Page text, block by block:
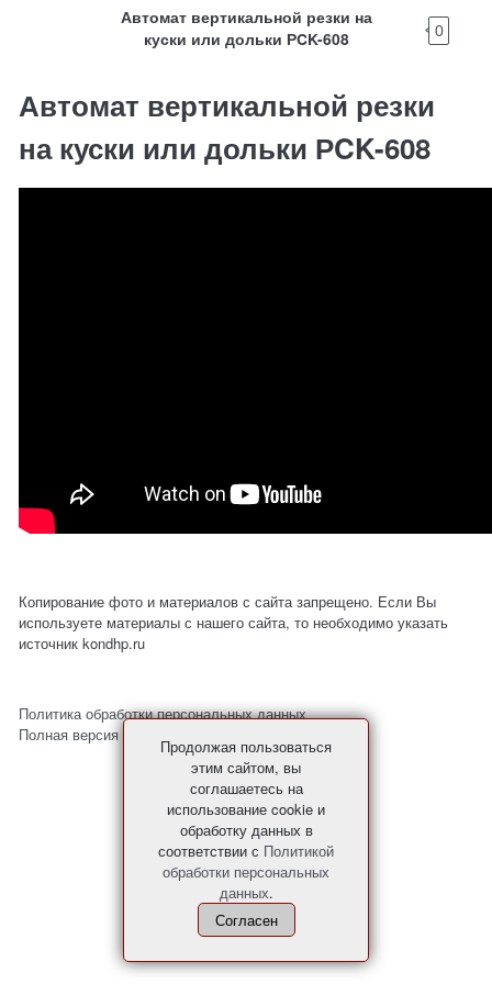
Автомат вертикальной резки на
куски или дольки РCK-608
0
Автомат вертикальной резки
на куски или дольки РCK-608
Копирование фото и материалов с сайта запрещено. Если Вы
используете материалы с нашего сайта, то необходимо указать
источник kondhp.ru
Политика обработки персональных данных
Продолжая пользоваться
этим сайтом, вы
соглашаетесь на
использование cookie и
обработку данных в
соответствии с Политикой
обработки персональных
данных.
Согласен
Полная версия сайта